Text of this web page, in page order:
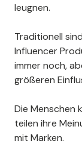
leugnen.
Traditionell
Influencer
immer noch,
größeren
Die Menschen
teilen ihre
mit Marken.